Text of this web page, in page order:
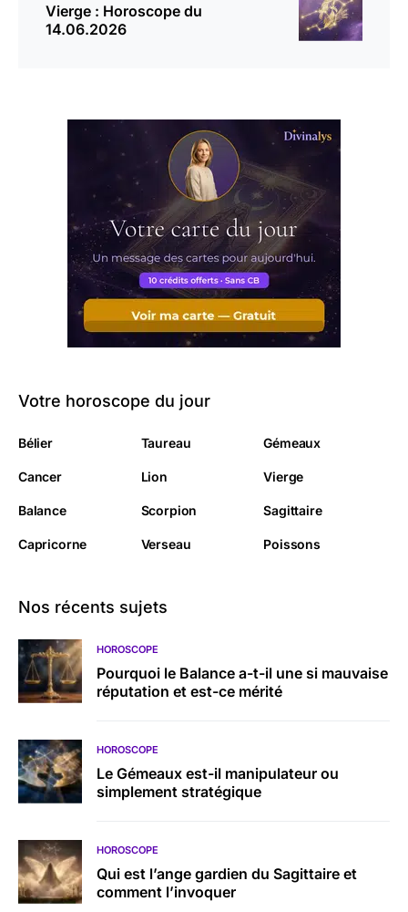
Vierge : Horoscope du
14.06.2026
Votre horoscope du jour
Bélier Taureau Gémeaux
Cancer Lion Vierge
Balance Scorpion Sagittaire
Capricorne Verseau Poissons
Nos récents sujets
HOROSCOPE
Pourquoi le Balance a-t-il une si mauvaise
réputation et est-ce mérité
HOROSCOPE
Le Gémeaux est-il manipulateur ou
simplement stratégique
HOROSCOPE
Qui est l’ange gardien du Sagittaire et
comment l’invoquer